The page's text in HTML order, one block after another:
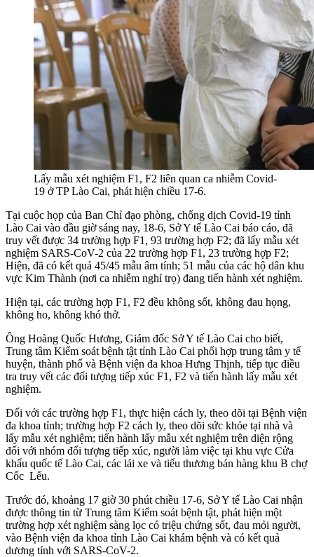
Lấy mẫu xét nghiệm F1, F2 liên quan ca nhiễm Covid-
19 ở TP Lào Cai, phát hiện chiều 17-6.
Tại cuộc họp của Ban Chỉ đạo phòng, chống dịch Covid-19 tỉnh
Lào Cai vào đầu giờ sáng nay, 18-6, Sở Y tế Lào Cai báo cáo, đã
truy vết được 34 trường hợp F1, 93 trường hợp F2; đã lấy mẫu xét
nghiệm SARS-CoV-2 của 22 trường hợp F1, 23 trường hợp F2;
Hiện, đã có kết quả 45/45 mẫu âm tính; 51 mẫu của các hộ dân khu
vực Kim Thành (nơi ca nhiễm nghỉ trọ) đang tiến hành xét nghiệm.
Hiện tại, các trường hợp F1, F2 đều không sốt, không đau họng,
không ho, không khó thở.
Ông Hoàng Quốc Hương, Giám đốc Sở Y tế Lào Cai cho biết,
Trung tâm Kiểm soát bệnh tật tỉnh Lào Cai phối hợp trung tâm y tế
huyện, thành phố và Bệnh viện đa khoa Hưng Thịnh, tiếp tục điều
tra truy vết các đối tượng tiếp xúc F1, F2 và tiến hành lấy mẫu xét
nghiệm.
Đối với các trường hợp F1, thực hiện cách ly, theo dõi tại Bệnh viện
đa khoa tỉnh; trường hợp F2 cách ly, theo dõi sức khỏe tại nhà và
lấy mẫu xét nghiệm; tiến hành lấy mẫu xét nghiệm trên diện rộng
đối với nhóm đối tượng tiếp xúc, người làm việc tại khu vực Cửa
khẩu quốc tế Lào Cai, các lái xe và tiểu thương bán hàng khu B chợ
Cốc Lếu.
Trước đó, khoảng 17 giờ 30 phút chiều 17-6, Sở Y tế Lào Cai nhận
được thông tin từ Trung tâm Kiểm soát bệnh tật, phát hiện một
trường hợp xét nghiệm sàng lọc có triệu chứng sốt, đau mỏi người,
vào Bệnh viện đa khoa tỉnh Lào Cai khám bệnh và có kết quả
dương tính với SARS-CoV-2.